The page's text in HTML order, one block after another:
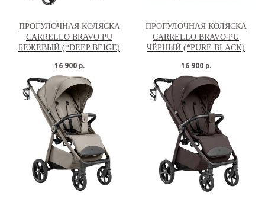
ПРОГУЛОЧНАЯ КОЛЯСКА
CARRELLO BRAVO PU
БЕЖЕВЫЙ (*DEEP BEIGE)
16 900 р.
ПРОГУЛОЧНАЯ КОЛЯСКА
CARRELLO BRAVO PU
ЧЁРНЫЙ (*PURE BLACK)
16 900 р.